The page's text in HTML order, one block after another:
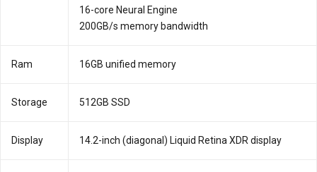
16-core Neural Engine
200GB/s memory bandwidth
Ram 16GB unified memory
Storage 512GB SSD
Display 14.2-inch (diagonal) Liquid Retina XDR display